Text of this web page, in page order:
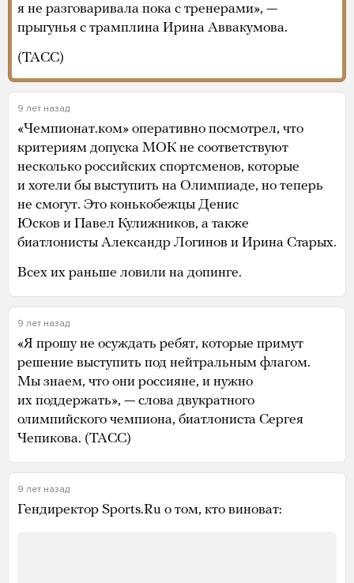
я не разговаривала пока с тренерами», —
прыгунья с трамплина Ирина Аввакумова.
(ТАСС)
9 лет назад
«Чемпионат.ком» оперативно посмотрел, что
критериям допуска МОК не соответствуют
несколько российских спортсменов, которые
и хотели бы выступить на Олимпиаде, но теперь
не смогут. Это конькобежцы Денис
Юсков и Павел Кулижников, а также
биатлонисты Александр Логинов и Ирина Старых.
Всех их раньше ловили на допинге.
9 лет назад
«Я прошу не осуждать ребят, которые примут
решение выступить под нейтральным флагом.
Мы знаем, что они россияне, и нужно
их поддержать», — слова двукратного
олимпийского чемпиона, биатлониста Сергея
Чепикова. (ТАСС)
9 лет назад
Гендиректор Sports.Ru о том, кто виноват: